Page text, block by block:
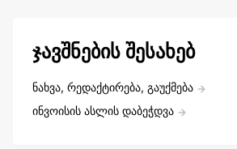
ჯავშნების შესახებ
ნახვა, რედაქტირება, გაუქმება
ინვოისის ასლის დაბეჭდვა